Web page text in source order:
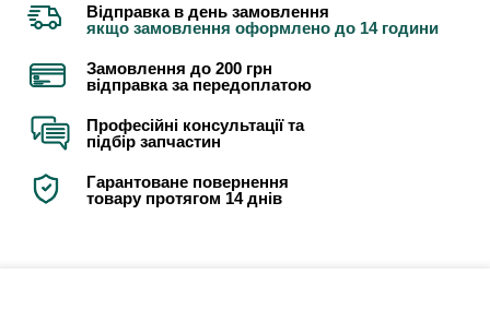
Відправка в день замовлення
якщо замовлення оформлено до 14 години
Замовлення до 200 грн
відправка за передоплатою
Професійні консультації та
підбір запчастин
Гарантоване повернення
товару протягом 14 днів